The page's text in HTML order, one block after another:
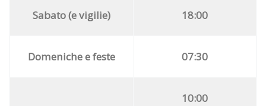
Sabato (e vigilie) 18:00
Domeniche e feste 07:30
10:00